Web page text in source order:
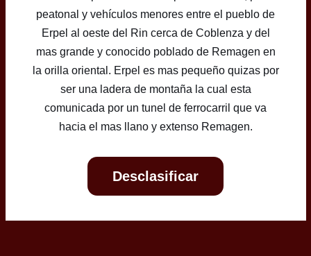
peatonal y vehículos menores entre el pueblo de
Erpel al oeste del Rin cerca de Coblenza y del
mas grande y conocido poblado de Remagen en
la orilla oriental. Erpel es mas pequeño quizas por
ser una ladera de montaña la cual esta
comunicada por un tunel de ferrocarril que va
hacia el mas llano y extenso Remagen.
Desclasificar